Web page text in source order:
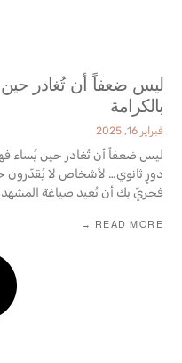
ليس ضعفاً أن تُغادر
بالكرامة
فبراير 16, 2025
ليس ضعفاً أن تُغادر حين يُساء
دورٍ ثانوي… لأشخاص لا
فحريّ بك أن تُعيد صياغة
READ MORE →